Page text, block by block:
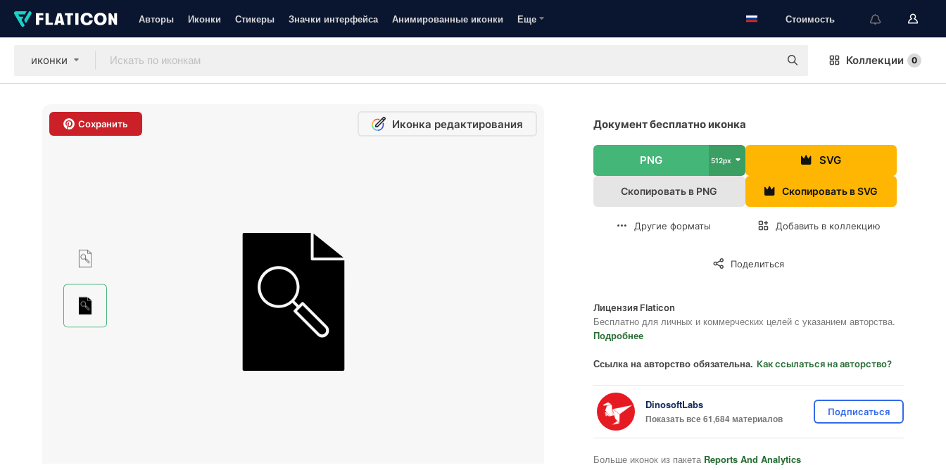
Авторы Иконки Стикеры Значки интерфейса Анимированные иконки Еще Стоимость
иконки Коллекции 0
Сохранить Иконка редактирования Документ бесплатно иконка
PNG 512px SVG
Скопировать в PNG Скопировать в SVG
Другие форматы Добавить в коллекцию
Поделиться
Лицензия Flaticon
Бесплатно для личных и коммерческих целей с указанием авторства.
Подробнее
Ссылка на авторство обязательна. Как ссылаться на авторство?
DinosoftLabs
Показать все 61,684 материалов
Подписаться
Больше иконок из пакета Reports And Analytics